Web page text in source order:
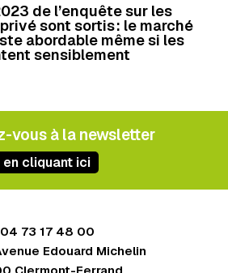
de l’enquête sur les
sont sortis : le marché
abordable même si les
sensiblement
vous à la newsletter
en cliquant ici
04 73 17 48 00
Edouard Michelin
Clermont-Ferrand